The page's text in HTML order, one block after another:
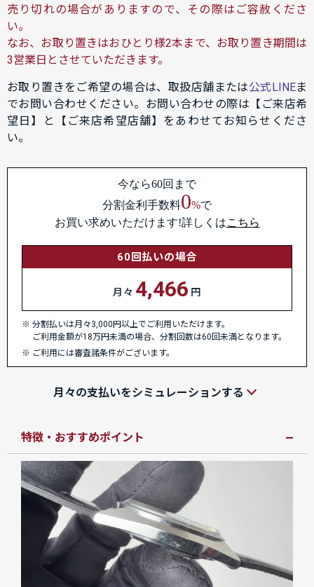
売り切れの場合がありますので、その際はご容赦くださ
い。
なお、お取り置きはおひとり様2本まで、お取り置き期間は
3営業日とさせていただきます。
お取り置きをご希望の場合は、取扱店舗または公式LINEま
でお問い合わせください。お問い合わせの際は【ご来店希
望日】と【ご来店希望店舗】をあわせてお知らせくださ
い。
今なら60回まで
分割金利手数料0%で
お買い求めいただけます!詳しくはこちら
60回払いの場合
月々 4,466 円
分割払いは月々3,000円以上でご利用いただけます。
ご利用金額が18万円未満の場合、分割回数は60回未満となります。
ご利用には審査諸条件がございます。
月々の支払いをシミュレーションする
特徴・おすすめポイント